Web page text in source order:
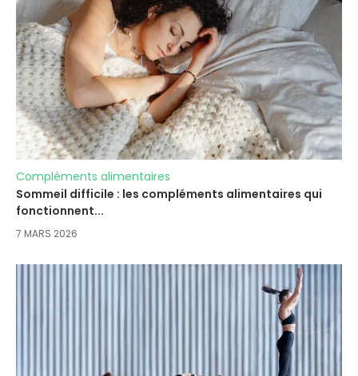
Compléments alimentaires
Sommeil difficile : les compléments alimentaires qui
fonctionnent...
7 MARS 2026